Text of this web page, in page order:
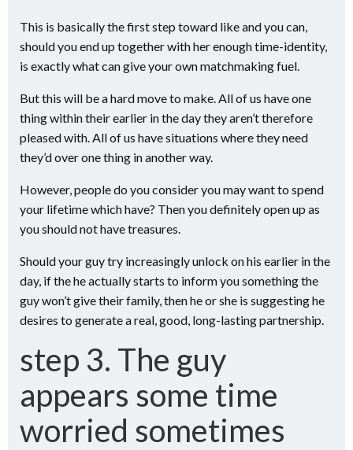
This is basically the first step toward like and you can,
should you end up together with her enough time-identity,
is exactly what can give your own matchmaking fuel.
But this will be a hard move to make. All of us have one
thing within their earlier in the day they aren’t therefore
pleased with. All of us have situations where they need
they’d over one thing in another way.
However, people do you consider you may want to spend
your lifetime which have? Then you definitely open up as
you should not have treasures.
Should your guy try increasingly unlock on his earlier in the
day, if the he actually starts to inform you something the
guy won’t give their family, then he or she is suggesting he
desires to generate a real, good, long-lasting partnership.
step 3. The guy
appears some time
worried sometimes